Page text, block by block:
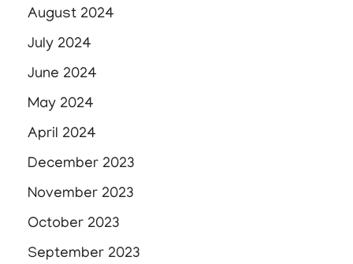
August 2024
July 2024
June 2024
May 2024
April 2024
December 2023
November 2023
October 2023
September 2023